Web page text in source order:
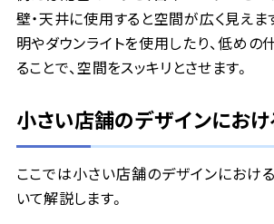
壁・天井に使用すると空間が広く見えま
明やダウンライトを使用したり、低めの
ることで、空間をスッキリとさせます。
小さい店舗のデザインにお
ここでは小さい店舗のデザインにおけ
いて解説します。